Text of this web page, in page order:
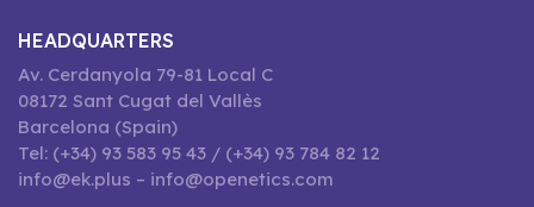
HEADQUARTERS
Av. Cerdanyola 79-81 Local C
08172 Sant Cugat del Vallès
Barcelona (Spain)
Tel: (+34) 93 583 95 43 / (+34) 93 784 82 12
info@ek.plus – info@openetics.com